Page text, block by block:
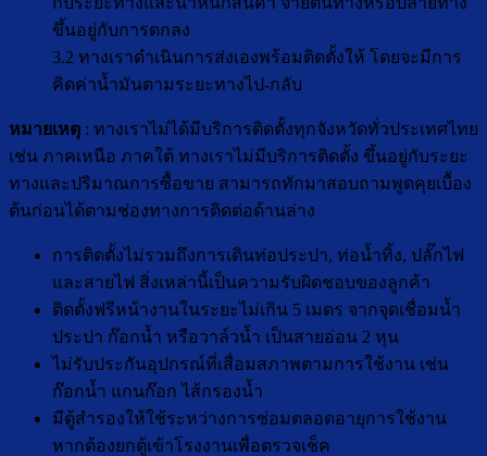
ขึ้นอยู่กับการตกลง
3.2 ทางเราดำเนินการส่งเองพร้อมติดตั้งให้ โดยจะมีการ
คิดค่าน้ำมันตามระยะทางไป-กลับ
หมายเหตุ : ทางเราไม่ได้มีบริการติดตั้งทุกจังหวัดทั่วประเทศไทย
เช่น ภาคเหนือ ภาคใต้ ทางเราไม่มีบริการติดตั้ง ขึ้นอยู่กับระยะ
ทางและปริมาณการซื้อขาย สามารถทักมาสอบถามพูดคุยเบื้อง
ต้นก่อนได้ตามช่องทางการติดต่อด้านล่าง
การติดตั้งไม่รวมถึงการเดินท่อประปา, ท่อน้ำทิ้ง, ปลั๊กไฟ
และสายไฟ สิ่งเหล่านี้เป็นความรับผิดชอบของลูกค้า
ติดตั้งฟรีหน้างานในระยะไม่เกิน 5 เมตร จากจุดเชื่อมน้ำ
ประปา ก๊อกน้ำ หรือวาล์วน้ำ เป็นสายอ่อน 2 หุน
ไม่รับประกันอุปกรณ์ที่เสื่อมสภาพตามการใช้งาน เช่น
ก๊อกน้ำ แกนก๊อก ไส้กรองน้ำ
มีตู้สำรองให้ใช้ระหว่างการซ่อมตลอดอายุการใช้งาน
หากต้องยกตู้เข้าโรงงานเพื่อตรวจเช็ค